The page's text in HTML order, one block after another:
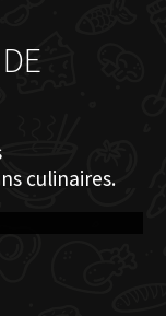
culinaires.